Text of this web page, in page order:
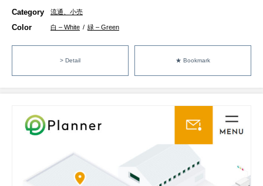
Category 流通、小売
Color 白 – White / 緑 – Green
> Detail ★ Bookmark